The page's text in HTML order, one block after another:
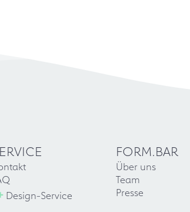
Design-Service
FORM.BAR
Über uns
Team
Presse